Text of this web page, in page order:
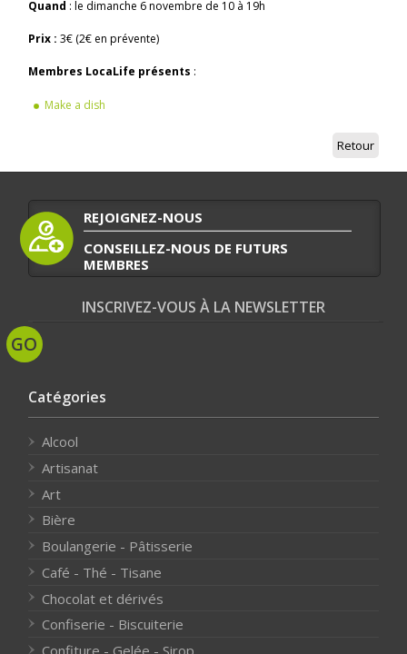
Quand : le dimanche 6 novembre de 10 à 19h
Prix :3€ (2€ en prévente)
Membres LocaLife présents :
Make a dish
Retour
REJOIGNEZ-NOUS
CONSEILLEZ-NOUS DE FUTURS
MEMBRES
INSCRIVEZ-VOUS À LA NEWSLETTER
Catégories
Alcool
Artisanat
Art
Bière
Boulangerie - Pâtisserie
Café - Thé - Tisane
Chocolat et dérivés
Confiserie - Biscuiterie
Confiture - Gelée - Sirop